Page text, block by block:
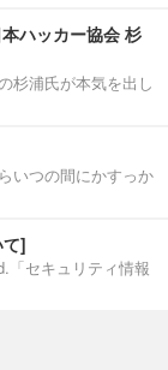
ハッカー協会 杉
杉浦氏が本気を出し
いつの間にかすっか
]
「セキュリティ情報